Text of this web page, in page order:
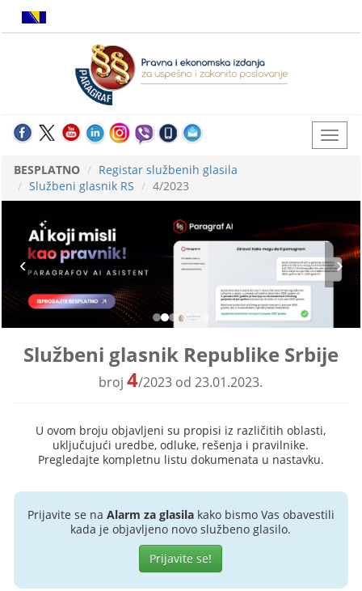
BESPLATNO
Registar službenih glasila
Službeni glasnik RS
4/2023
Službeni glasnik Republike Srbije
broj4/2023 od 23.01.2023.
U ovom broju objavljeni su propisi iz različitih oblasti,
uključujući uredbe, odluke, rešenja i pravilnike.
Pregledajte kompletnu listu dokumenata u nastavku.
Prijavite se na Alarm za glasilakako bismo Vas obavestili
kada je objavljeno novo službeno glasilo.
Prijavite se!